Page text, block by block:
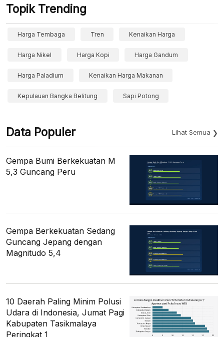
Topik Trending
Harga Tembaga Tren Kenaikan Harga
Harga Nikel Harga Kopi Harga Gandum
Harga Paladium Kenaikan Harga Makanan
Kepulauan Bangka Belitung Sapi Potong
Data Populer Lihat Semua
Gempa Bumi Berkekuatan M
5,3 Guncang Peru
Gempa Berkekuatan Sedang
Guncang Jepang dengan
Magnitudo 5,4
10 Daerah Paling Minim Polusi
Udara di Indonesia, Jumat Pagi
Kabupaten Tasikmalaya
Peringkat 1